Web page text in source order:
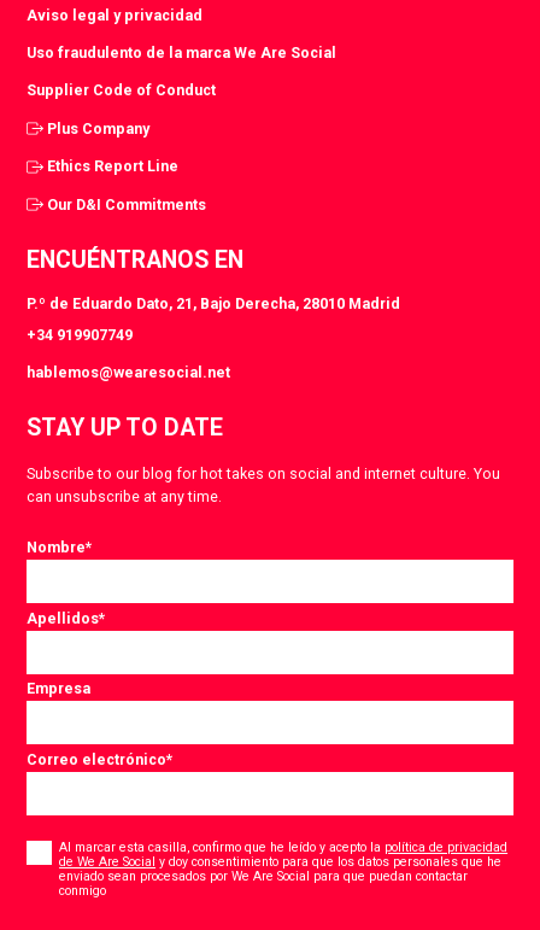
Aviso legal y privacidad
Uso fraudulento de la marca We Are Social
Supplier Code of Conduct
Plus Company
Ethics Report Line
Our D&I Commitments
ENCUÉNTRANOS EN
P.º de Eduardo Dato, 21, Bajo Derecha, 28010 Madrid
+34 919907749
hablemos@wearesocial.net
STAY UP TO DATE
Subscribe to our blog for hot takes on social and internet culture. You
can unsubscribe at any time.
Nombre*
Apellidos*
Empresa
Correo electrónico*
Al marcar esta casilla, confirmo que he leído y acepto la política de privacidad
de We Are Social y doy consentimiento para que los datos personales que he
enviado sean procesados por We Are Social para que puedan contactar
conmigo*